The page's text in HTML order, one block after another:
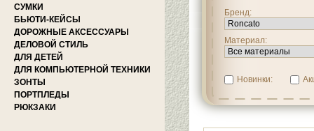
СУМКИ
БЬЮТИ-КЕЙСЫ
ДОРОЖНЫЕ АКСЕССУАРЫ
ДЕЛОВОЙ СТИЛЬ
ДЛЯ ДЕТЕЙ
ДЛЯ КОМПЬЮТЕРНОЙ ТЕХНИКИ
ЗОНТЫ
ПОРТПЛЕДЫ
РЮКЗАКИ
Бренд:
Материал:
Новинки: